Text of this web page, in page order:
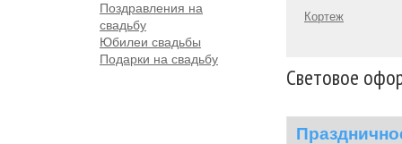
Поздравления на
свадьбу
Юбилеи свадьбы
Подарки на свадьбу
Кортеж
Световое